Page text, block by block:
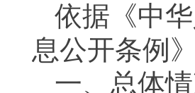
依据《中
息公开条例
一、总体